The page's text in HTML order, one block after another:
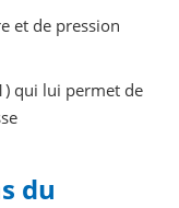
et de pression
qui lui permet de
du